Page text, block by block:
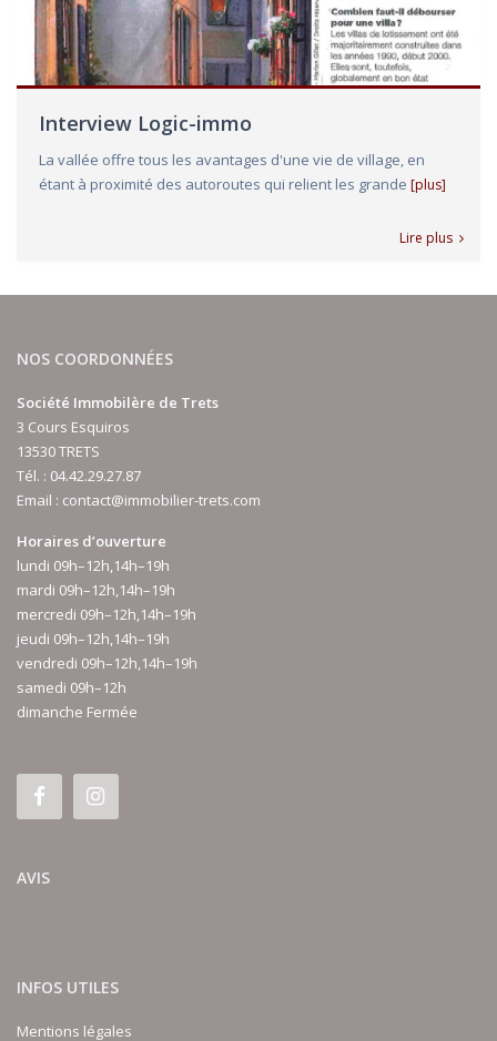
Interview Logic-immo
La vallée offre tous les avantages d'une vie de village, en
étant à proximité des autoroutes qui relient les grande [plus]
Lire plus
NOS COORDONNÉES
Société Immobilère de Trets
3 Cours Esquiros
13530 TRETS
Tél. : 04.42.29.27.87
Email : contact@immobilier-trets.com
Horaires d’ouverture
lundi 09h–12h,14h–19h
mardi 09h–12h,14h–19h
mercredi 09h–12h,14h–19h
jeudi 09h–12h,14h–19h
vendredi 09h–12h,14h–19h
samedi 09h–12h
dimanche Fermée
AVIS
INFOS UTILES
Mentions légales